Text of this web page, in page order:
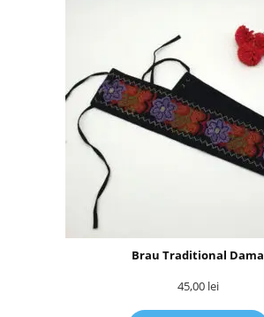
Brau Traditional Dama
45,00 lei